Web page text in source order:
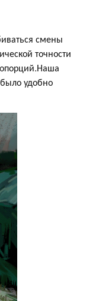
смены
точности
удобно